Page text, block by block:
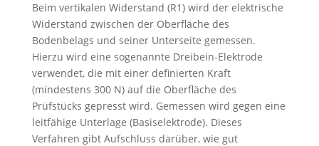
Beim vertikalen Widerstand (R1) wird der elektrische
Widerstand zwischen der Oberfläche des
Bodenbelags und seiner Unterseite gemessen.
Hierzu wird eine sogenannte Dreibein-Elektrode
verwendet, die mit einer definierten Kraft
(mindestens 300 N) auf die Oberfläche des
Prüfstücks gepresst wird. Gemessen wird gegen eine
leitfähige Unterlage (Basiselektrode). Dieses
Verfahren gibt Aufschluss darüber, wie gut